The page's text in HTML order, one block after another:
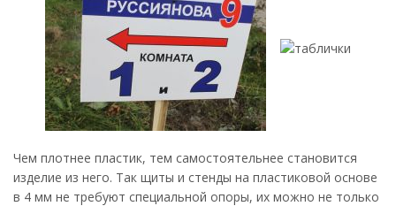
Чем плотнее пластик, тем самостоятельнее становится
изделие из него. Так щиты и стенды на пластиковой основе
в 4 мм не требуют специальной опоры, их можно не только